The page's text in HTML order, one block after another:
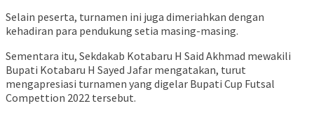
Selain peserta, turnamen ini juga dimeriahkan dengan
kehadiran para pendukung setia masing-masing.
Sementara itu, Sekdakab Kotabaru H Said Akhmad mewakili
Bupati Kotabaru H Sayed Jafar mengatakan, turut
mengapresiasi turnamen yang digelar Bupati Cup Futsal
Compettion 2022 tersebut.